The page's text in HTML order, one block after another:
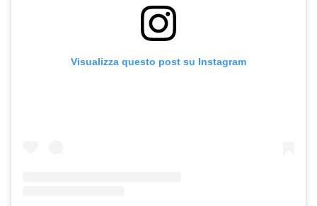
Visualizza questo post su Instagram